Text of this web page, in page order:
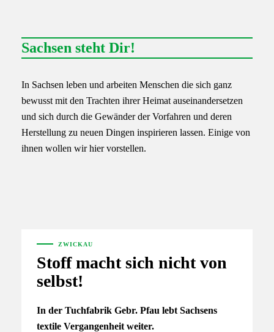
Sachsen steht Dir!
In Sachsen leben und arbeiten Menschen die sich ganz
bewusst mit den Trachten ihrer Heimat auseinandersetzen
und sich durch die Gewänder der Vorfahren und deren
Herstellung zu neuen Dingen inspirieren lassen. Einige von
ihnen wollen wir hier vorstellen.
ZWICKAU
Stoff macht sich nicht von
selbst!
In der Tuchfabrik Gebr. Pfau lebt Sachsens
textile Vergangenheit weiter.